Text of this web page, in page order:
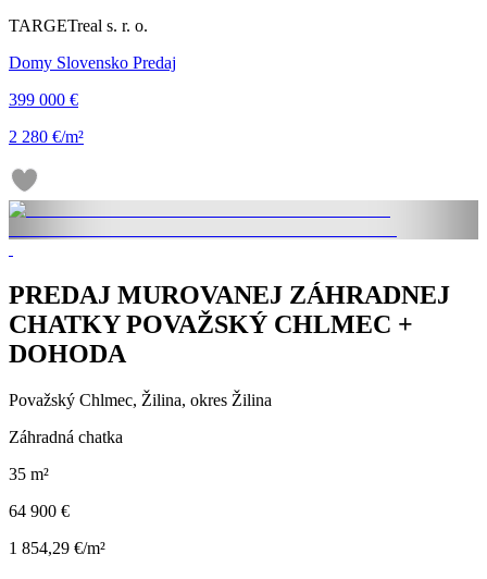
TARGETreal s. r. o.
Domy Slovensko Predaj
399 000 €
2 280 €/m²
PREDAJ MUROVANEJ ZÁHRADNEJ
CHATKY POVAŽSKÝ CHLMEC +
DOHODA
Považský Chlmec, Žilina, okres Žilina
Záhradná chatka
35 m²
64 900 €
1 854,29 €/m²